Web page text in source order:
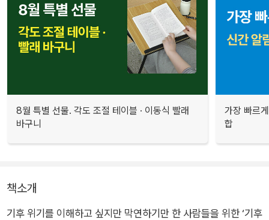
8월 특별 선물. 각도 조절 테이블 · 이동식 빨래
바구니
가장 빠르
합
책소개
기후 위기를 이해하고 싶지만 막연하기만 한 사람들을 위한 ‘기후